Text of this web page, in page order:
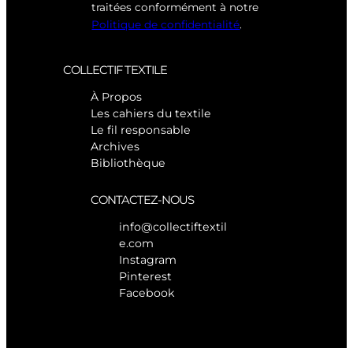
traitées conformément à notre
Politique de confidentialité.
COLLECTIF TEXTILE
À Propos
Les cahiers du textile
Le fil responsable
Archives
Bibliothèque
CONTACTEZ-NOUS
info@collectiftextil
e.com
Instagram
Pinterest
Facebook